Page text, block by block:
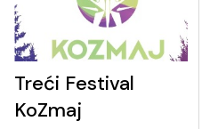
Treći Festival
KoZmaj